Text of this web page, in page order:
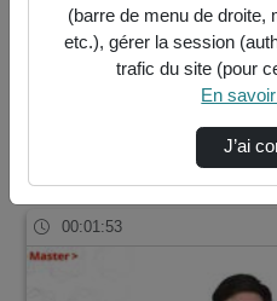
Résultats de la
Filtres actifs (cliquer pour en
00:01:53
(barre de menu de droite,
etc.), gérer la session
trafic du site (pour
En
J’ai